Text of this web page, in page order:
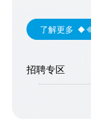
了解更多
招聘专区